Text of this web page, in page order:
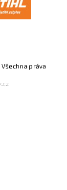
Všechna práva